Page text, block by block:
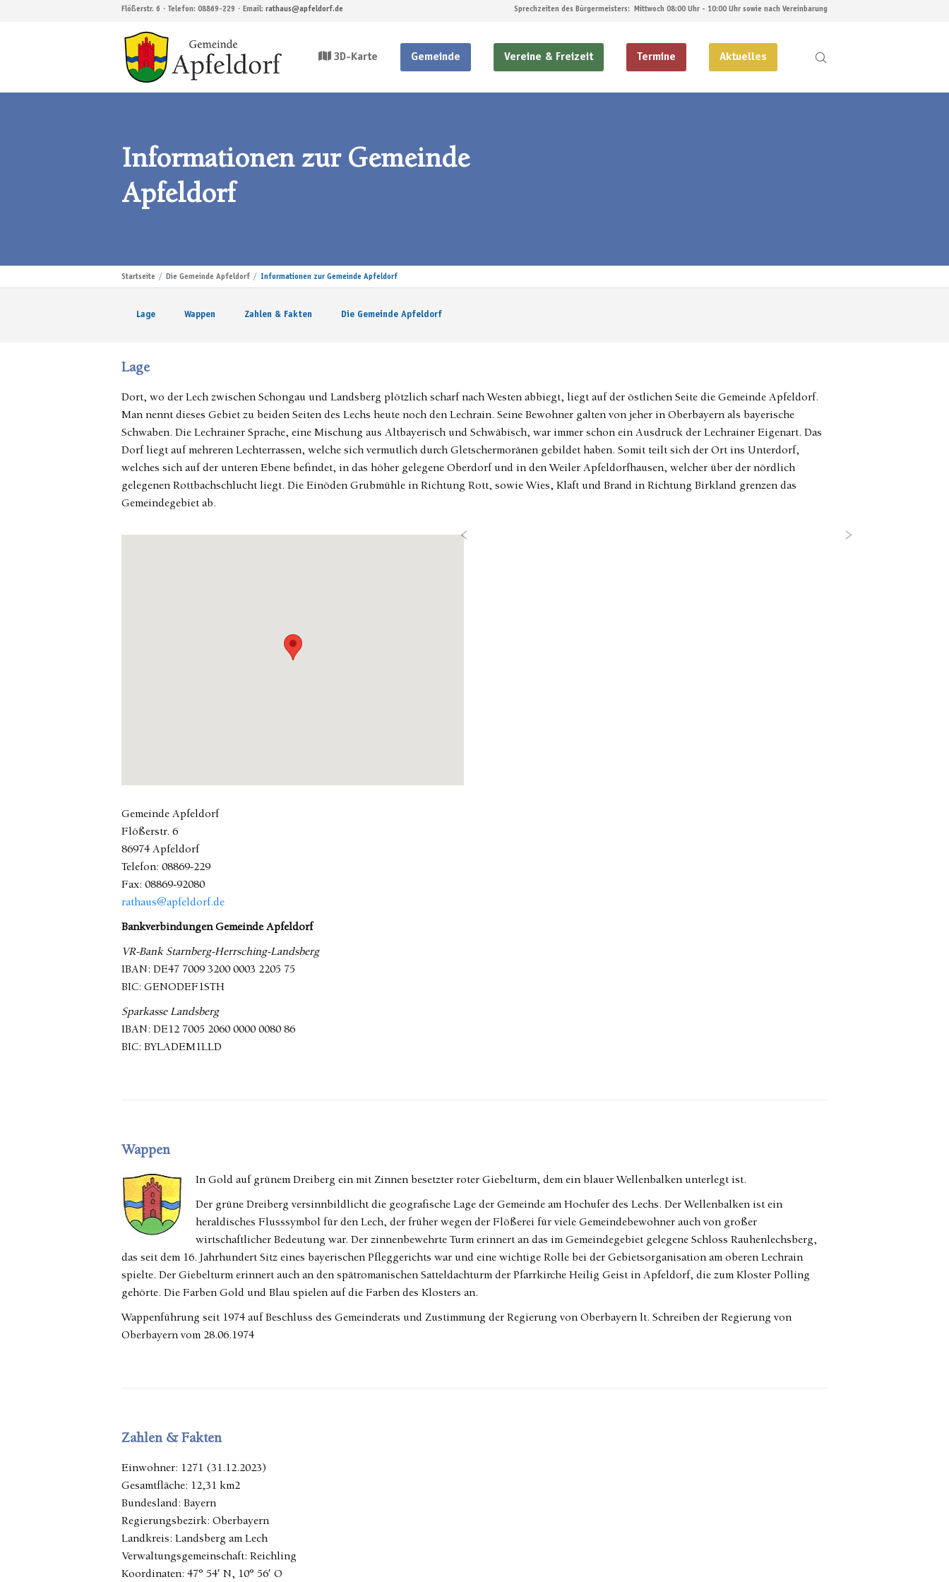
Flößerstr. 6・Telefon: 08869-229・Email: rathaus@apfeldorf.de Sprechzeiten des Bürgermeisters: Mittwoch 08:00 Uhr - 10:00 Uhr sowie nach Vereinbarung
3D-Karte Gemeinde Vereine & Freizeit Termine Aktuelles
Informationen zur Gemeinde
Apfeldorf
Startseite Die Gemeinde Apfeldorf Informationen zur Gemeinde Apfeldorf
Lage Wappen Zahlen & Fakten Die Gemeinde Apfeldorf
Lage
Dort, wo der Lech zwischen Schongau und Landsberg plötzlich scharf nach Westen abbiegt, liegt auf der östlichen Seite die Gemeinde Apfeldorf.
Man nennt dieses Gebiet zu beiden Seiten des Lechs heute noch den Lechrain. Seine Bewohner galten von jeher in Oberbayern als bayerische
Schwaben. Die Lechrainer Sprache, eine Mischung aus Altbayerisch und Schwäbisch, war immer schon ein Ausdruck der Lechrainer Eigenart. Das
Dorf liegt auf mehreren Lechterrassen, welche sich vermutlich durch Gletschermoränen gebildet haben. Somit teilt sich der Ort ins Unterdorf,
welches sich auf der unteren Ebene befindet, in das höher gelegene Oberdorf und in den Weiler Apfeldorfhausen, welcher über der nördlich
gelegenen Rottbachschlucht liegt. Die Einöden Grubmühle in Richtung Rott, sowie Wies, Klaft und Brand in Richtung Birkland grenzen das
Gemeindegebiet ab.
Gemeinde Apfeldorf
Flößerstr. 6
86974 Apfeldorf
Telefon: 08869-229
Fax: 08869-92080
rathaus@apfeldorf.de
Bankverbindungen Gemeinde Apfeldorf
VR-Bank Starnberg-Herrsching-Landsberg
IBAN: DE47 7009 3200 0003 2205 75
BIC: GENODEF1STH
Sparkasse Landsberg
IBAN: DE12 7005 2060 0000 0080 86
BIC: BYLADEM1LLD
Wappen
In Gold auf grünem Dreiberg ein mit Zinnen besetzter roter Giebelturm, dem ein blauer Wellenbalken unterlegt ist.
Der grüne Dreiberg versinnbildlicht die geografische Lage der Gemeinde am Hochufer des Lechs. Der Wellenbalken ist ein
heraldisches Flusssymbol für den Lech, der früher wegen der Flößerei für viele Gemeindebewohner auch von großer
wirtschaftlicher Bedeutung war. Der zinnenbewehrte Turm erinnert an das im Gemeindegebiet gelegene Schloss Rauhenlechsberg,
das seit dem 16. Jahrhundert Sitz eines bayerischen Pfleggerichts war und eine wichtige Rolle bei der Gebietsorganisation am oberen Lechrain
spielte. Der Giebelturm erinnert auch an den spätromanischen Satteldachturm der Pfarrkirche Heilig Geist in Apfeldorf, die zum Kloster Polling
gehörte. Die Farben Gold und Blau spielen auf die Farben des Klosters an.
Wappenführung seit 1974 auf Beschluss des Gemeinderats und Zustimmung der Regierung von Oberbayern lt. Schreiben der Regierung von
Oberbayern vom 28.06.1974
Zahlen & Fakten
Einwohner: 1271 (31.12.2023)
Gesamtfläche: 12,31 km2
Bundesland: Bayern
Regierungsbezirk: Oberbayern
Landkreis: Landsberg am Lech
Verwaltungsgemeinschaft: Reichling
Koordinaten: 47° 54′ N, 10° 56′ O